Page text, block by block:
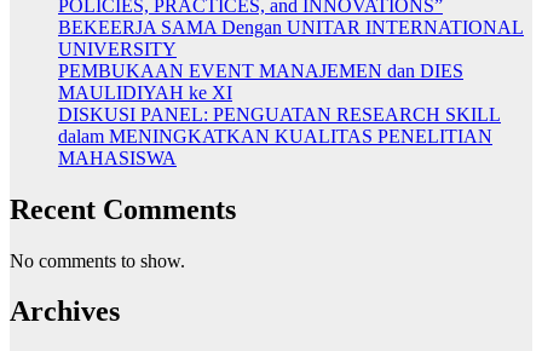
POLICIES, PRACTICES, and INNOVATIONS”
BEKEERJA SAMA Dengan UNITAR INTERNATIONAL
UNIVERSITY
PEMBUKAAN EVENT MANAJEMEN dan DIES
MAULIDIYAH ke XI
DISKUSI PANEL: PENGUATAN RESEARCH SKILL
dalam MENINGKATKAN KUALITAS PENELITIAN
MAHASISWA
Recent Comments
No comments to show.
Archives